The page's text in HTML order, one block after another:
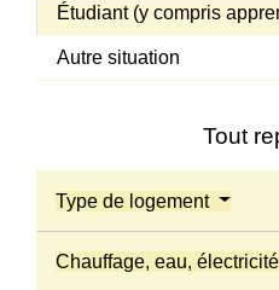
Étudiant (y compris
Autre situation
Tout
Type de logement
Chauffage, eau,